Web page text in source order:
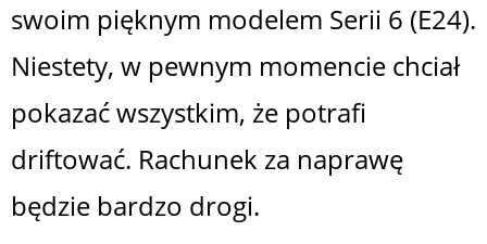
swoim pięknym modelem Serii 6 (E24).
Niestety, w pewnym momencie chciał
pokazać wszystkim, że potrafi
driftować. Rachunek za naprawę
będzie bardzo drogi.